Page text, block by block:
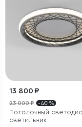
13 800 ₽
23 000 ₽ - 40 %
Потолочный
светильник